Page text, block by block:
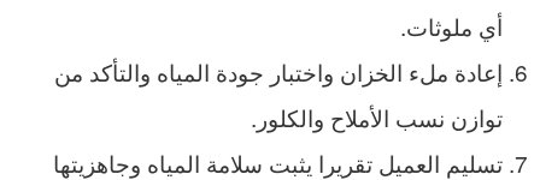
أي ملوثات.
إعادة ملء الخزان واختبار جودة المياه والتأكد من
توازن نسب الأملاح والكلور.
تسليم العميل تقريرا يثبت سلامة المياه وجاهزيتها